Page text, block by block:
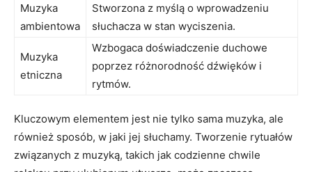
Muzyka
ambientowa
Stworzona z myślą o wprowadzeniu
słuchacza w stan wyciszenia.
Muzyka
etniczna
Wzbogaca doświadczenie duchowe
poprzez różnorodność dźwięków i
rytmów.
Kluczowym elementem jest nie tylko sama muzyka, ale
również sposób, w jaki jej słuchamy. Tworzenie rytuałów
związanych z muzyką, takich jak codzienne chwile